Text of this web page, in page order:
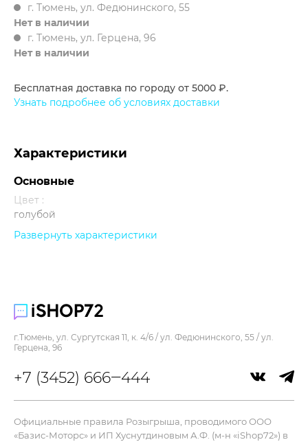
г. Тюмень, ул. Федюнинского, 55
Нет в наличии
г. Тюмень, ул. Герцена, 96
Нет в наличии
Бесплатная доставка по городу от 5000 ₽.
Узнать подробнее об условиях доставки
Характеристики
Основные
Цвет :
голубой
Прочее
Развернуть характеристики
+7 (3452) 666‒444
г.Тюмень, ул. Сургутская 11, к. 4/6 / ул. Федюнинского, 55 / ул.
Герцена, 96
Официальные правила Розыгрыша, проводимого ООО
«Базис-Моторс» и ИП Хуснутдиновым А.Ф. (м-н «iShop72») в